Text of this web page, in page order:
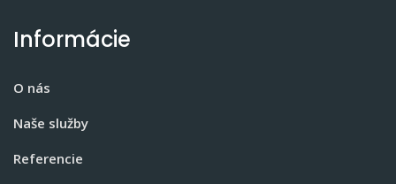
Informácie
O nás
Naše služby
Referencie